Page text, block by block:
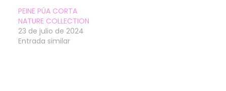
PEINE PÚA CORTA
NATURE COLLECTION
23 de julio de 2024
Entrada similar